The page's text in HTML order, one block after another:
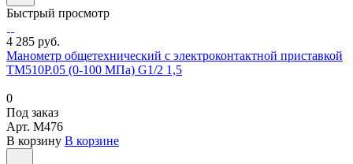
Быстрый просмотр
4 285 руб.
Манометр общетехнический с электроконтактной приставкой
ТМ510Р.05 (0-100 МПа) G1/2 1,5
0
Под заказ
Арт. M476
В корзину В корзине